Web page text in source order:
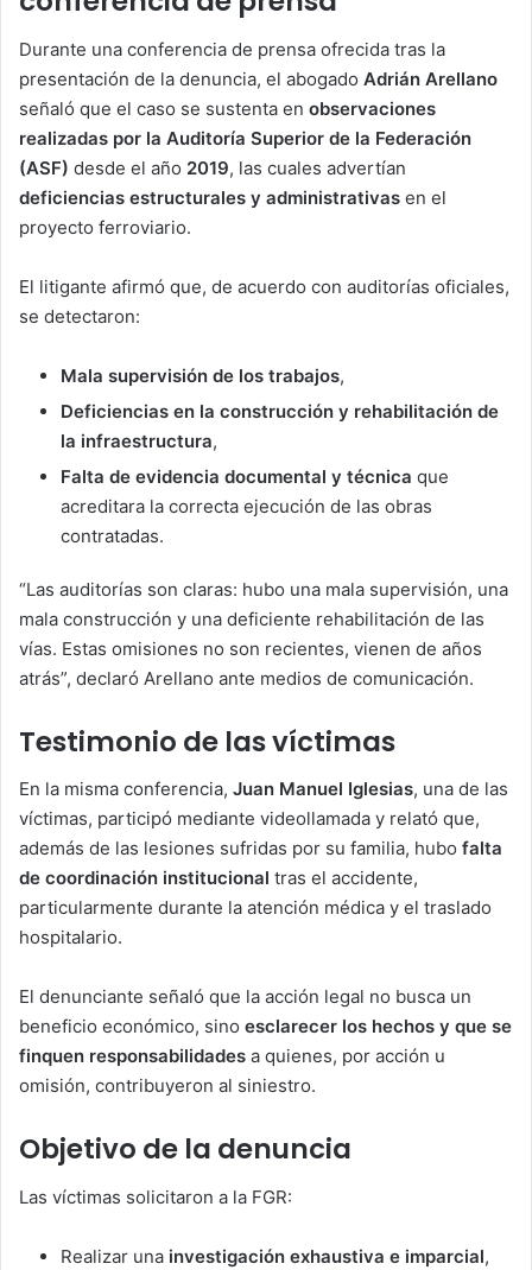
Durante una conferencia de prensa ofrecida tras la
presentación de la denuncia, el abogado Adrián Arellano
señaló que el caso se sustenta en observaciones
realizadas por la Auditoría Superior de la Federación
(ASF) desde el año 2019, las cuales advertían
deficiencias estructurales y administrativas en el
proyecto ferroviario.
El litigante afirmó que, de acuerdo con auditorías oficiales,
se detectaron:
Mala supervisión de los trabajos,
Deficiencias en la construcción y rehabilitación de
la infraestructura,
Falta de evidencia documental y técnica que
acreditara la correcta ejecución de las obras
contratadas.
“Las auditorías son claras: hubo una mala supervisión, una
mala construcción y una deficiente rehabilitación de las
vías. Estas omisiones no son recientes, vienen de años
atrás”, declaró Arellano ante medios de comunicación.
Testimonio de las víctimas
En la misma conferencia, Juan Manuel Iglesias, una de las
víctimas, participó mediante videollamada y relató que,
además de las lesiones sufridas por su familia, hubo falta
de coordinación institucional tras el accidente,
particularmente durante la atención médica y el traslado
hospitalario.
El denunciante señaló que la acción legal no busca un
beneficio económico, sino esclarecer los hechos y que se
finquen responsabilidades a quienes, por acción u
omisión, contribuyeron al siniestro.
Objetivo de la denuncia
Las víctimas solicitaron a la FGR:
Realizar una investigación exhaustiva e imparcial,